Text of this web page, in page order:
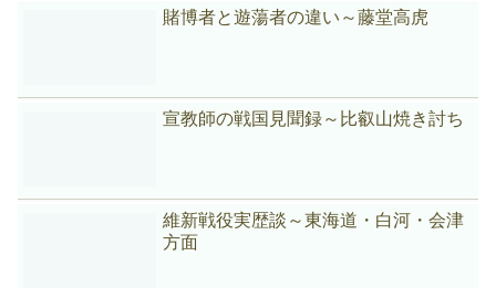
賭博者と遊蕩者の違い～藤堂高虎
宣教師の戦国見聞録～比叡山焼き討ち
維新戦役実歴談～東海道・白河・会津
方面